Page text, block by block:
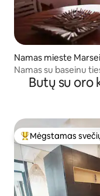
Namas mieste
Butų su oro
Svečių
Mėgstamas